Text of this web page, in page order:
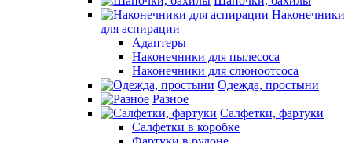
Наконечники
для аспирации
Адаптеры
Наконечники для пылесоса
Наконечники для слюноотсоса
Одежда, простыни
Разное
Салфетки, фартуки
Салфетки в коробке